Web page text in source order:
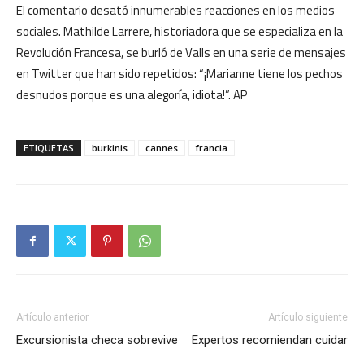
El comentario desató innumerables reacciones en los medios
sociales. Mathilde Larrere, historiadora que se especializa en la
Revolución Francesa, se burló de Valls en una serie de mensajes
en Twitter que han sido repetidos: “¡Marianne tiene los pechos
desnudos porque es una alegoría, idiota!”. AP
ETIQUETAS burkinis cannes francia
Artículo anterior
Excursionista checa sobrevive
Artículo siguiente
Expertos recomiendan cuidar